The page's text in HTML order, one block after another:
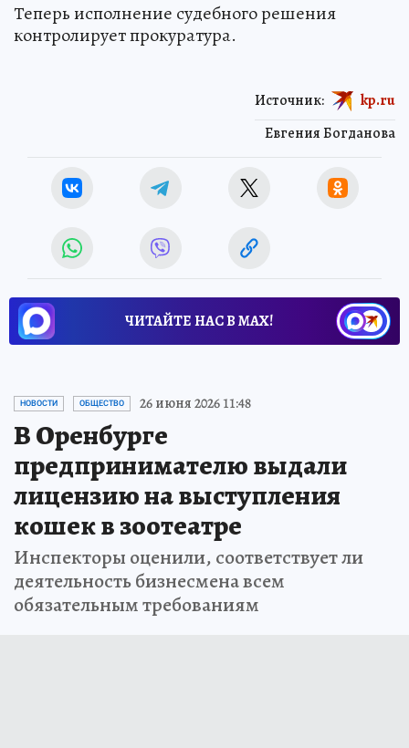
Теперь исполнение судебного решения
контролирует прокуратура.
Евгения Богданова
Источник: kp.ru
ЧИТАЙТЕ НАС В МАХ!
НОВОСТИ ОБЩЕСТВО 26 июня 2026 11:48
В Оренбурге
предпринимателю выдали
лицензию на выступления
кошек в зоотеатре
Инспекторы оценили, соответствует ли
деятельность бизнесмена всем
обязательным требованиям